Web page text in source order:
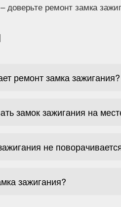
ремонт замка
ремонт замка зажигания?
замок зажигания на
не
зажигания?